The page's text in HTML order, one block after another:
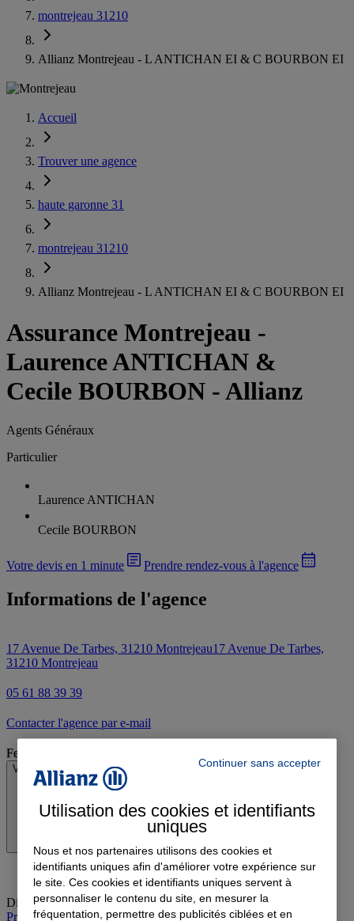
montrejeau 31210
Allianz Montrejeau - L ANTICHAN EI & C BOURBON EI
Accueil
Trouver une agence
haute garonne 31
montrejeau 31210
Allianz Montrejeau - L ANTICHAN EI & C BOURBON EI
Assurance Montrejeau -
Laurence ANTICHAN &
Cecile BOURBON - Allianz
Agents Généraux
Particulier
Laurence ANTICHAN
Cecile BOURBON
Votre devis en 1 minute Prendre rendez-vous à l'agence
Informations de l'agence
17 Avenue De Tarbes, 31210 Montrejeau17 Avenue De Tarbes,
31210 Montrejeau
05 61 88 39 39
Contacter l'agence par e-mail
Fermé
Voir les horaires
Dimanche: Fermé
Prendre rendez-vous à l'agence
Continuer sans accepter
Utilisation des cookies et identifiants
uniques
Nous et nos partenaires utilisons des cookies et
identifiants uniques afin d'améliorer votre expérience sur
le site. Ces cookies et identifiants uniques servent à
personnaliser le contenu du site, en mesurer la
fréquentation, permettre des publicités ciblées et en